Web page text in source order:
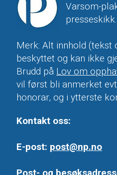
Varsom-
presseskikk.
Merk: Alt innhold (tekst
beskyttet og kan ikke
Brudd på Lov om
vil først bli anmerket
honorar, og i ytterste
Kontakt oss:
E-post: post@np.no